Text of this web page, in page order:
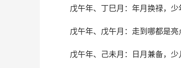
戊午年、丁巳月：年月换禄，少
戊午年、戊午月：走到哪都是亮
戊午年、己未月：日月兼备，少